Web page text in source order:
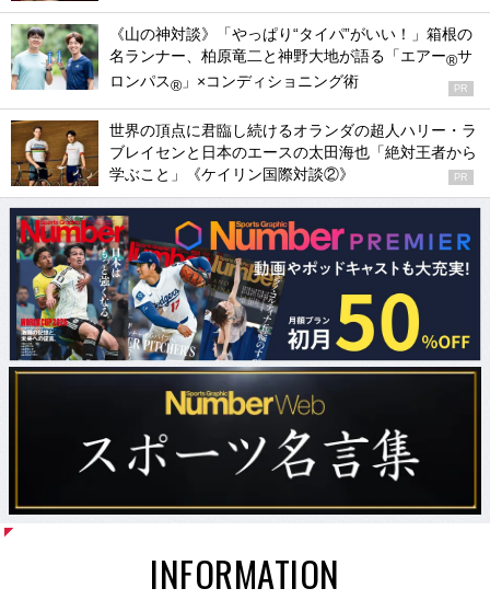
《山の神対談》「やっぱり“タイパ”がいい！」箱根の
名ランナー、柏原竜二と神野大地が語る「エアー®サ
ロンパス® 」×コンディショニング術 PR
世界の頂点に君臨し続けるオランダの超人ハリー・ラ
ブレイセンと日本のエースの太田海也「絶対王者から
学ぶこと」《ケイリン国際対談②》
PR
INFORMATION